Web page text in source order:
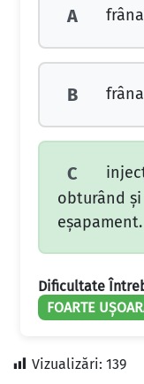
A
B
C
obturând
eşapament.
Dificultate
FOARTE
Vizualizări: 139